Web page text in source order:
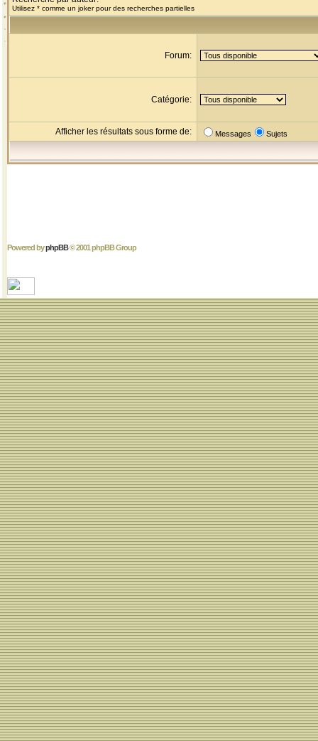
Utilisez * comme un joker pour des recherches partielles
Forum:
Catégorie:
Afficher les résultats sous forme de: Messages Sujets
Powered byphpBB© 2001 phpBB Group